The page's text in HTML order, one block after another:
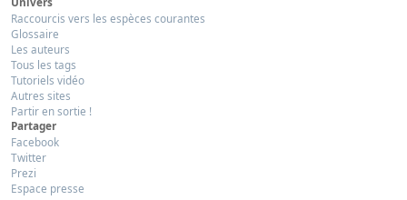
Raccourcis vers les espèces courantes
Glossaire
Les auteurs
Tous les tags
Tutoriels vidéo
Autres sites
Partir en sortie !
Partager
Facebook
Twitter
Prezi
Espace presse